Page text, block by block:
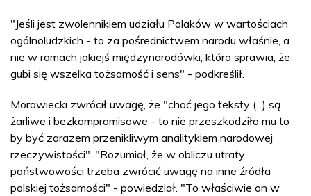
"Jeśli jest zwolennikiem udziału Polaków w wartościach
ogólnoludzkich - to za pośrednictwem narodu właśnie, a
nie w ramach jakiejś międzynarodówki, która sprawia, że
gubi się wszelka tożsamość i sens" - podkreślił.
Morawiecki zwrócił uwagę, że "choć jego teksty (...) są
żarliwe i bezkompromisowe - to nie przeszkodziło mu to
by być zarazem przenikliwym analitykiem narodowej
rzeczywistości". "Rozumiał, że w obliczu utraty
państwowości trzeba zwrócić uwagę na inne źródła
polskiej tożsamości" - powiedział. "To właściwie on w